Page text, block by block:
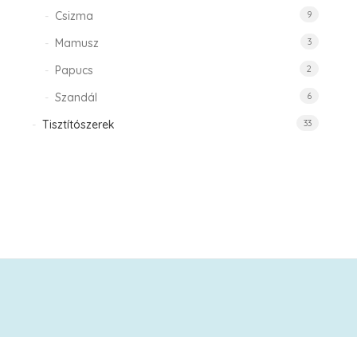
Csizma 9
Mamusz 3
Papucs 2
Szandál 6
Tisztítószerek 33